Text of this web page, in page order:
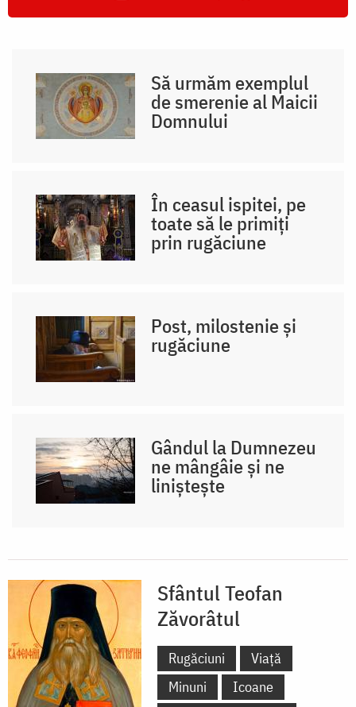
Să urmăm exemplul
de smerenie al Maicii
Domnului
În ceasul ispitei, pe
toate să le primiți
prin rugăciune
Post, milostenie și
rugăciune
Gândul la Dumnezeu
ne mângâie și ne
liniștește
Sfântul Teofan
Zăvorâtul
Rugăciuni
Viață
Minuni
Icoane